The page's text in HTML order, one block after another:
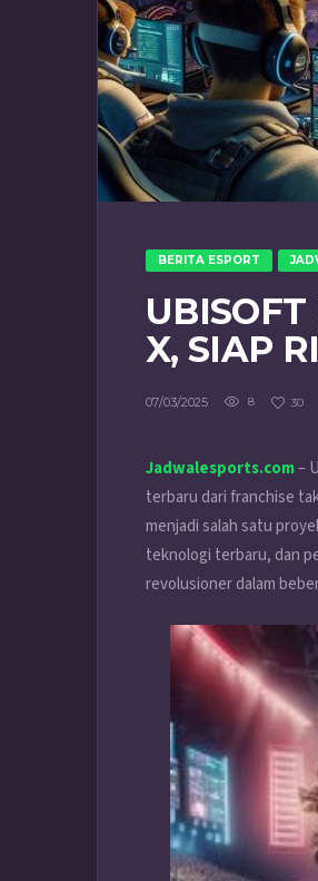
BERITA ESPORT
X, SIAP
07/03/2025 8 30
Jadwalesports.com–
terbaru dari franchise
menjadi salah satu
teknologi terbaru, dan
revolusioner dalam